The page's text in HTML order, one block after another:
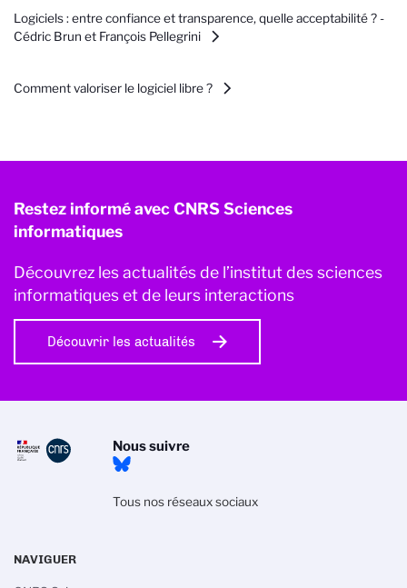
Logiciels : entre confiance et transparence, quelle acceptabilité ? -
Cédric Brun et François Pellegrini
Comment valoriser le logiciel libre ?
Restez informé avec CNRS Sciences
informatiques
Découvrez les actualités de l’institut des sciences
informatiques et de leurs interactions
Découvrir les actualités
Nous suivre
Tous nos réseaux sociaux
NAVIGUER